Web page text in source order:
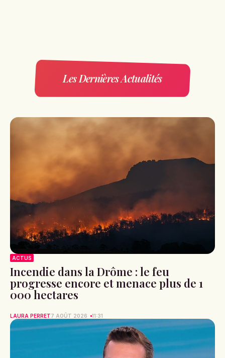
Les Dernières Actualités
ACTUS
Incendie dans la Drôme : le feu
progresse encore et menace plus de 1
000 hectares
LAURA PERRET7 AOÛT 2026 11:31